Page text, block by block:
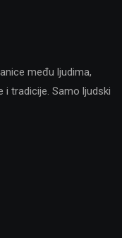
među ljudima,
i tradicije. Samo ljudski